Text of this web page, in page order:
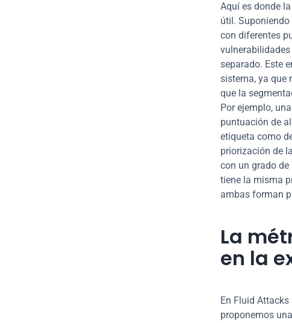
Aquí es donde
útil.
con diferentes
separado. Este
sistema, ya que
que la
Por ejemplo,
puntuación de
etiqueta como
priorización de
con un grado
tiene la misma
ambas forman
La
en la
En Fluid
proponemos